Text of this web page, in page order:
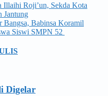
Illaihi Roji’un, Sekda Kota
Jantung
Bangsa, Babinsa Koramil
Siswi SMPN 52
Digelar